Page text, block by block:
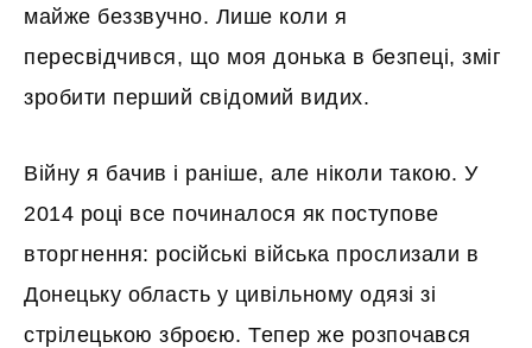
майже беззвучно. Лише коли я
пересвідчився, що моя донька в безпеці, зміг
зробити перший свідомий видих.
Війну я бачив і раніше, але ніколи такою. У
2014 році все починалося як поступове
вторгнення: російські війська прослизали в
Донецьку область у цивільному одязі зі
стрілецькою зброєю. Тепер же розпочався